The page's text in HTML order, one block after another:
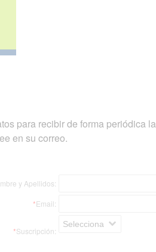
para recibir de forma periódica
en su correo.
y Apellidos:
*Email:
*Suscripción:
Selecciona